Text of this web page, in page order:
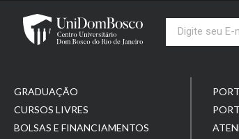
GRADUAÇÃO
CURSOS LIVRES
BOLSAS E FINANCIAMENTOS